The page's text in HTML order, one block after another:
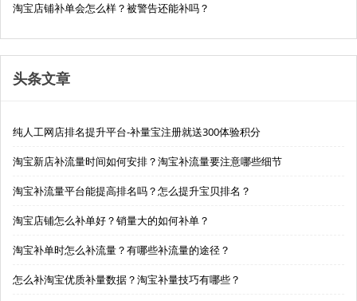
淘宝店铺补单会怎么样？被警告还能补吗？
头条文章
纯人工网店排名提升平台-补量宝注册就送300体验积分
淘宝新店补流量时间如何安排？淘宝补流量要注意哪些细节
淘宝补流量平台能提高排名吗？怎么提升宝贝排名？
淘宝店铺怎么补单好？销量大的如何补单？
淘宝补单时怎么补流量？有哪些补流量的途径？
怎么补淘宝优质补量数据？淘宝补量技巧有哪些？